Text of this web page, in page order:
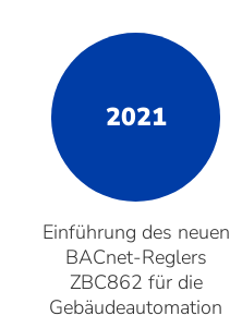
2021
Einführung des neuen
BACnet-Reglers
ZBC862 für die
Gebäudeautomation